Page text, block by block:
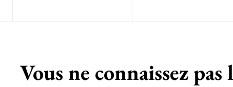
Vous ne connaissez